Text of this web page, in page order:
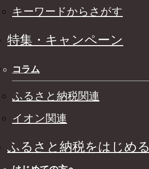
キーワードからさがす
特集・キャンペーン
コラム
ふるさと納税関連
イオン関連
ふるさと納税をはじめる